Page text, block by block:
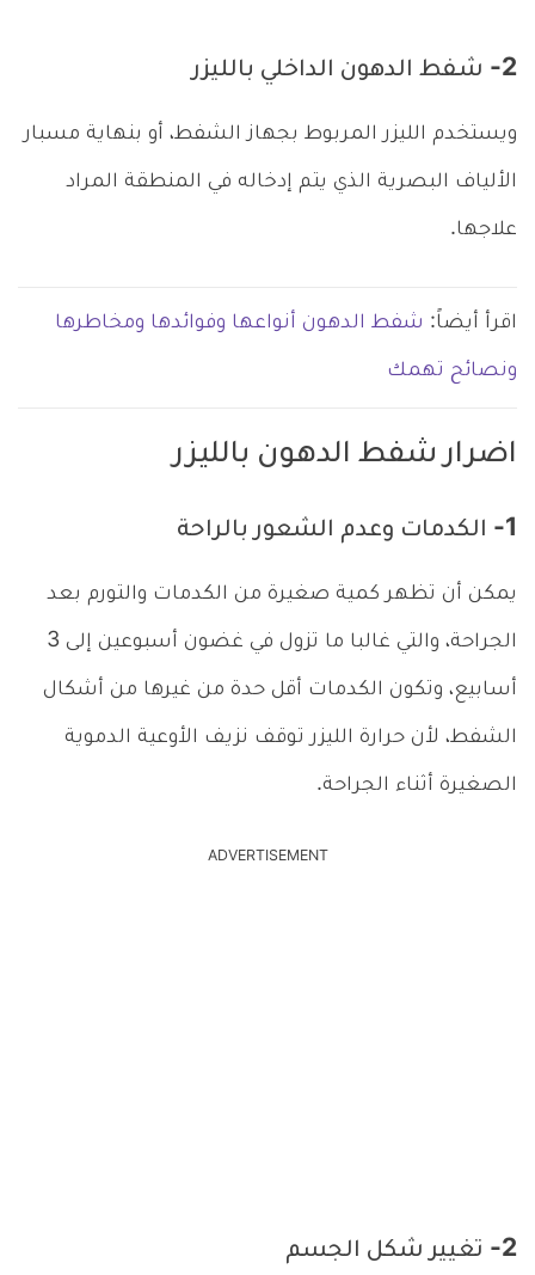
2- شـفط الدهون الداخلي بالليزر
ويستخدم الليزر المربوط بجهاز الشفط، أو بنهاية مسبار
الألياف البصرية الذي يتم إدخاله في المنطقة المراد
علاجها.
اقرأ أيضاً: شفط الدهون أنواعها وفوائدها ومخاطرها
ونصائح تهمك
اضرار شفط الدهون بالليزر
1- الكدمات وعدم الشعور بالراحة
يمكن أن تظهر كمية صغيرة من الكدمات والتورم بعد
الجراحة، والتي غالبا ما تزول في غضون أسبوعين إلى 3
أسابيع، وتكون الكدمات أقل حدة من غيرها من أشكال
الشفط، لأن حرارة الليزر توقف نزيف الأوعية الدموية
الصغيرة أثناء الجراحة.
ADVERTISEMENT
2- تغيير شكل الجسم